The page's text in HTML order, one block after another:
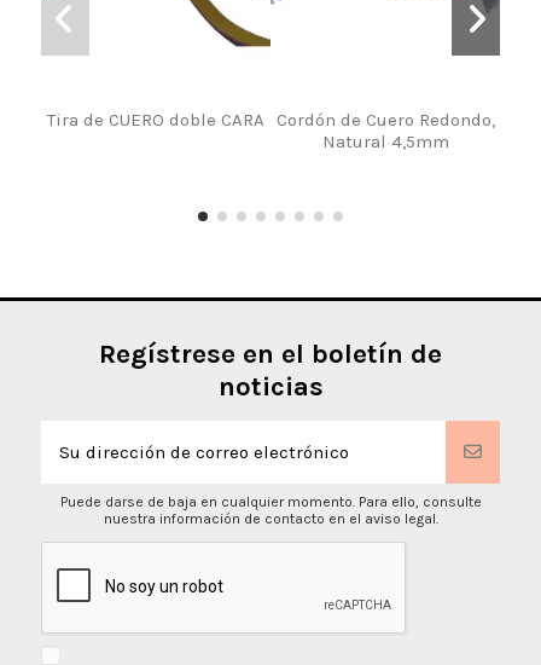
Tira de CUERO doble CARA
Cordón de Cuero Redondo,
Natural 4,5mm
Regístrese en el boletín de
noticias
Puede darse de baja en cualquier momento. Para ello, consulte
nuestra información de contacto en el aviso legal.